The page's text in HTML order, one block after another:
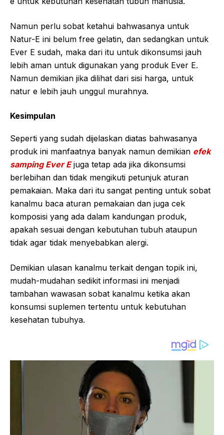
Namun perlu sobat ketahui bahwasanya untuk
Natur-E ini belum free gelatin, dan sedangkan untuk
Ever E sudah, maka dari itu untuk dikonsumsi jauh
lebih aman untuk digunakan yang produk Ever E.
Namun demikian jika dilihat dari sisi harga, untuk
natur e lebih jauh unggul murahnya.
Kesimpulan
Seperti yang sudah dijelaskan diatas bahwasanya
produk ini manfaatnya banyak namun demikian efek
samping Ever Ejuga tetap ada jika dikonsumsi
berlebihan dan tidak mengikuti petunjuk aturan
pemakaian. Maka dari itu sangat penting untuk sobat
kanalmu baca aturan pemakaian dan juga cek
komposisi yang ada dalam kandungan produk,
apakah sesuai dengan kebutuhan tubuh ataupun
tidak agar tidak menyebabkan alergi.
Demikian ulasan kanalmu terkait dengan topik ini,
mudah-mudahan sedikit informasi ini menjadi
tambahan wawasan sobat kanalmu ketika akan
konsumsi suplemen tertentu untuk kebutuhan
kesehatan tubuhya.